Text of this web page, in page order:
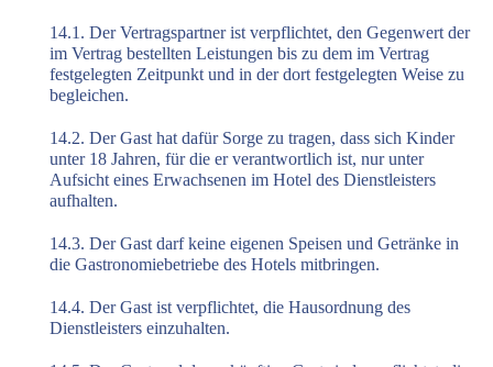
14.1. Der Vertragspartner ist verpflichtet, den Gegenwert der
im Vertrag bestellten Leistungen bis zu dem im Vertrag
festgelegten Zeitpunkt und in der dort festgelegten Weise zu
begleichen.
14.2. Der Gast hat dafür Sorge zu tragen, dass sich Kinder
unter 18 Jahren, für die er verantwortlich ist, nur unter
Aufsicht eines Erwachsenen im Hotel des Dienstleisters
aufhalten.
14.3. Der Gast darf keine eigenen Speisen und Getränke in
die Gastronomiebetriebe des Hotels mitbringen.
14.4. Der Gast ist verpflichtet, die Hausordnung des
Dienstleisters einzuhalten.